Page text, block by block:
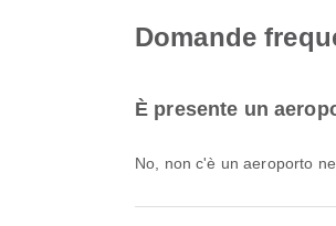
Domande
È presente un
No, non c'è un aeroporto